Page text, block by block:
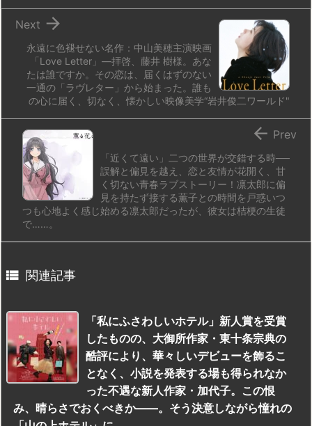
永遠に色褪せない名作：中山美穂主演映画
「Love Letter」―拝啓、藤井 樹様。あな
たは誰ですか。その恋は、届くはずのない
一通の「ラヴレター」から始まった。誰も
の心に届く、切なく、懐かしい映像美学“岩井俊二ワールド"

Next
「近くて遠い」二つの世界が交錯する時──
誤解と偏見を越え、恋と友情が花開く、甘
く切ない青春ラブストーリー！凛太郎に偏
見を持たず接する薫子との時間を戸惑いつ
つも心地よく感じ始める凛太郎だったが、彼女は桔梗の生徒
で……。
 Prev
 関連記事
「私にふさわしいホテル」新人賞を受賞
したものの、大御所作家・東十条宗典の
酷評により、華々しいデビューを飾るこ
となく、小説を発表する場も得られなか
った不遇な新人作家・加代子。この恨
み、晴らさでおくべきか——。そう決意しながら憧れの